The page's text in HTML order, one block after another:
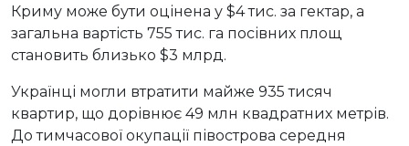
Криму може бути оцінена у $4 тис. за гектар, а
загальна вартість 755 тис. га посівних площ
становить близько $3 млрд.
Українці могли втратити майже 935 тисяч
квартир, що дорівнює 49 млн квадратних метрів.
До тимчасової окупації півострова середня